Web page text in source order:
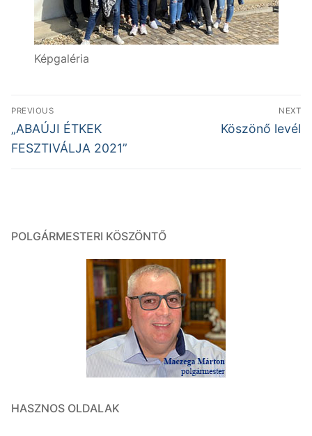
Képgaléria
Bejegyzés
navigáció
PREVIOUS
Previous
post:
„ABAÚJI ÉTKEK
FESZTIVÁLJA 2021”
NEXT
Next
Köszönő levél
POLGÁRMESTERI KÖSZÖNTŐ
HASZNOS OLDALAK